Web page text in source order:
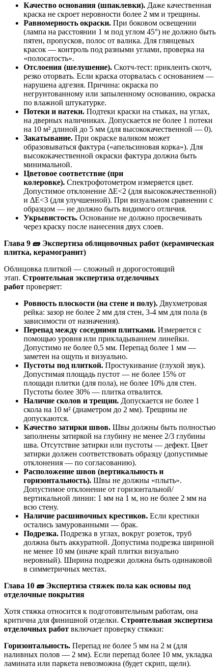
Качество основания (шпаклевки). Даже качественная
краска не скроет неровности более 2 мм и трещины.
Равномерность окраски. При боковом освещении
(лампа на расстоянии 1 м под углом 45°) не должно быть
пятен, пропусков, полос от валика. Для глянцевых
красок — контроль под разными углами, проверка на
«полосатость».
Отслоения (шелушение). Скотч-тест: приклеить скотч,
резко оторвать. Если краска оторвалась с основанием —
нарушена адгезия. Причина: окраска по
негрунтованному или запыленному основанию, окраска
по влажной штукатурке.
Потеки и натеки. Подтеки краски на стыках, на углах,
на дверных наличниках. Допускается не более 1 потеки
на 10 м² длиной до 5 мм (для высококачественной — 0).
Закатывание. При окраске валиком может
образовываться фактура («апельсиновая корка»). Для
высококачественной окраски фактура должна быть
минимальной.
Цветовое соответствие (при
колеровке). Спектрофотометром измеряется цвет.
Допустимое отклонение ΔE<2 (для высококачественной)
и ΔE<3 (для улучшенной). При визуальном сравнении с
образцом — не должно быть видимого отличия.
Укрывистость. Основание не должно просвечивать
через краску после нанесения двух слоев.
Глава 9 🧱 Экспертиза облицовочных работ (керамическая
плитка, керамогранит)
Облицовка плиткой — сложный и дорогостоящий
этап. Строительная экспертиза отделочных
работ проверяет:
Ровность плоскости (на стене и полу). Двухметровая
рейка: зазор не более 2 мм для стен, 3-4 мм для пола (в
зависимости от назначения).
Перепад между соседними плитками. Измеряется с
помощью уровня или прикладыванием линейки.
Допустимо не более 0,5 мм. Перепад более 1 мм —
заметен на ощупь и визуально.
Пустоты под плиткой. Простукивание (глухой звук).
Допустимая площадь пустот — не более 15% от
площади плитки (для пола), не более 10% для стен.
Пустоты более 30% — плитка отвалится.
Наличие сколов и трещин. Допускается не более 1
скола на 10 м² (диаметром до 2 мм). Трещины не
допускаются.
Качество затирки швов. Швы должны быть полностью
заполнены затиркой на глубину не менее 2/3 глубины
шва. Отсутствие затирки или пустоты — дефект. Цвет
затирки должен соответствовать образцу (допустимые
отклонения — по согласованию).
Расположение швов (вертикальность и
горизонтальность). Швы не должны «плыть».
Допустимое отклонение от горизонтальной/
вертикальной линии: 1 мм на 1 м, но не более 2 мм на
всю стену.
Наличие расшивочных крестиков. Если крестики
остались замурованными — брак.
Подрезка. Подрезка в углах, вокруг розеток, труб
должна быть аккуратной. Допустима подрезка шириной
не менее 10 мм (иначе край плитки визуально
неровный). Ширина подрезки должна быть одинаковой
в симметричных местах.
Глава 10 🧱 Экспертиза стяжек пола как основы под
отделочные покрытия
Хотя стяжка относится к подготовительным работам, она
критична для финишной отделки. Строительная экспертиза
отделочных работ включает проверку стяжки:
Горизонтальность. Перепад не более 5 мм на 2 м (для
наливных полов — 2 мм). Если перепад более 10 мм, укладка
ламината или паркета невозможна (будет скрип, щели).